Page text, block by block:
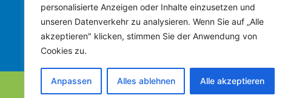
personalisierte Anzeigen oder Inhalte einzusetzen und
unseren Datenverkehr zu analysieren. Wenn Sie auf „Alle
akzeptieren" klicken, stimmen Sie der Anwendung von
Cookies zu.
Anpassen Alles ablehnen Alle akzeptieren
Bürgerverein Framersheim
AKTUELLES VORSTAND GEMEINDERAT